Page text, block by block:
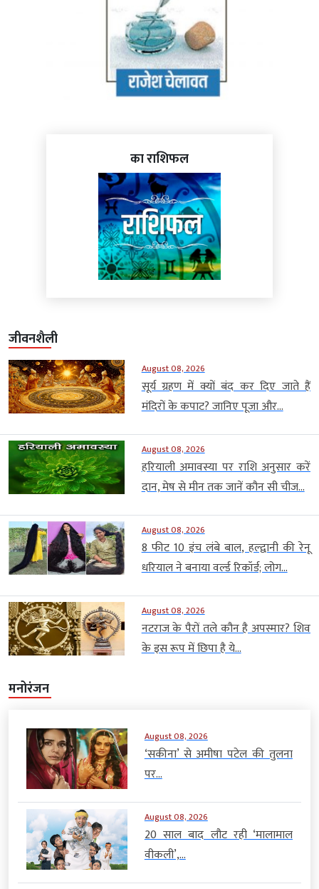
का राशिफल
जीवनशैली
August 08, 2026
सूर्य ग्रहण में क्यों बंद कर दिए जाते हैं
मंदिरों के कपाट? जानिए पूजा और...
August 08, 2026
हरियाली अमावस्या पर राशि अनुसार करें
दान, मेष से मीन तक जानें कौन सी चीज...
August 08, 2026
8 फीट 10 इंच लंबे बाल, हल्द्वानी की रेनू
धरियाल ने बनाया वर्ल्ड रिकॉर्ड; लोग...
August 08, 2026
नटराज के पैरों तले कौन है अपस्मार? शिव
के इस रूप में छिपा है ये...
मनोरंजन
August 08, 2026
‘सकीना’ से अमीषा पटेल की तुलना
पर...
August 08, 2026
20 साल बाद लौट रही ‘मालामाल
वीकली’,...